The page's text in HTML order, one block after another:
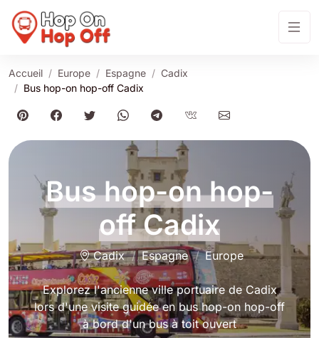
Accueil Europe Espagne
Cadix
Bus hop-on hop-off Cadix
Bus hop-on hop-
off Cadix
Cadix Espagne Europe
Explorez l'ancienne ville portuaire de Cadix
lors d'une visite guidée en bus hop-on hop-off
à bord d'un bus à toit ouvert